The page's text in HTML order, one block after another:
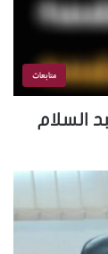
متابعات
السلام